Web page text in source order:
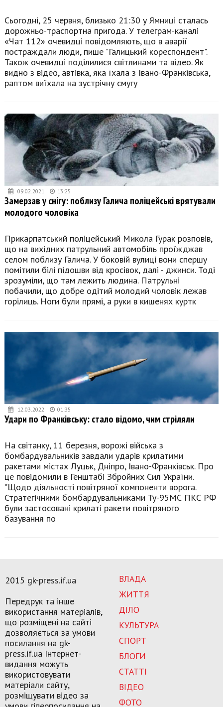
Сьогодні, 25 червня, близько 21:30 у Ямниці сталась
дорожньо-траспортна пригода. У телеграм-каналі
«Чат 112» очевидці повідомляють, що в аварії
постраждали люди, пише "Галицький кореспондент".
Також очевидці поділилися світлинами та відео. Як
видно з відео, автівка, яка їхала з Івано-Франківська,
раптом виїхала на зустрічну смугу
09.02.2021 13:25
Замерзав у снігу: поблизу Галича поліцейські врятували
молодого чоловіка
Прикарпатський поліцейський Микола Гурак розповів,
що на вихідних патрульний автомобіль проїжджав
селом поблизу Галича. У боковій вулиці вони спершу
помітили білі підошви від кросівок, далі - джинси. Тоді
зрозуміли, що там лежить людина. Патрульні
побачили, що добре одітий молодий чоловік лежав
горілиць. Ноги були прямі, а руки в кишенях куртк
12.03.2022 01:35
Удари по Франківську: стало відомо, чим стріляли
На світанку, 11 березня, ворожі війська з
бомбардувальників завдали ударів крилатими
ракетами містах Луцьк, Дніпро, Івано-Франківськ. Про
це повідомили в Генштабі Збройних Сил України.
"Щодо діяльності повітряної компоненти ворога.
Стратегічними бомбардувальниками Ту-95МС ПКС РФ
були застосовані крилаті ракети повітряного
базування по
ВЛАДА
ЖИТТЯ
ДІЛО
КУЛЬТУРА
СПОРТ
БЛОГИ
СТАТТІ
ВІДЕО
ФОТО
2015 gk-press.if.ua
Передрук та інше
використання матеріалів,
що розміщені на сайті
дозволяється за умови
посилання на gk-
press.if.ua Інтернет-
видання можуть
використовувати
матеріали сайту,
розміщувати відео за